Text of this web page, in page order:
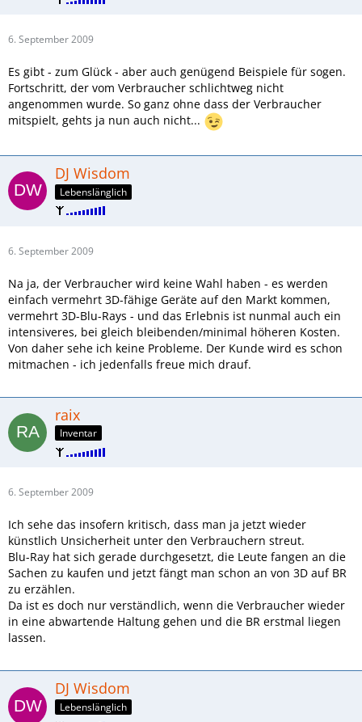
6. September 2009
Es gibt - zum Glück - aber auch genügend Beispiele für sogen.
Fortschritt, der vom Verbraucher schlichtweg nicht
angenommen wurde. So ganz ohne dass der Verbraucher
mitspielt, gehts ja nun auch nicht...
DJ Wisdom
Lebenslänglich
6. September 2009
Na ja, der Verbraucher wird keine Wahl haben - es werden
einfach vermehrt 3D-fähige Geräte auf den Markt kommen,
vermehrt 3D-Blu-Rays - und das Erlebnis ist nunmal auch ein
intensiveres, bei gleich bleibenden/minimal höheren Kosten.
Von daher sehe ich keine Probleme. Der Kunde wird es schon
mitmachen - ich jedenfalls freue mich drauf.
raix
Inventar
6. September 2009
Ich sehe das insofern kritisch, dass man ja jetzt wieder
künstlich Unsicherheit unter den Verbrauchern streut.
Blu-Ray hat sich gerade durchgesetzt, die Leute fangen an die
Sachen zu kaufen und jetzt fängt man schon an von 3D auf BR
zu erzählen.
Da ist es doch nur verständlich, wenn die Verbraucher wieder
in eine abwartende Haltung gehen und die BR erstmal liegen
lassen.
DJ Wisdom
Lebenslänglich